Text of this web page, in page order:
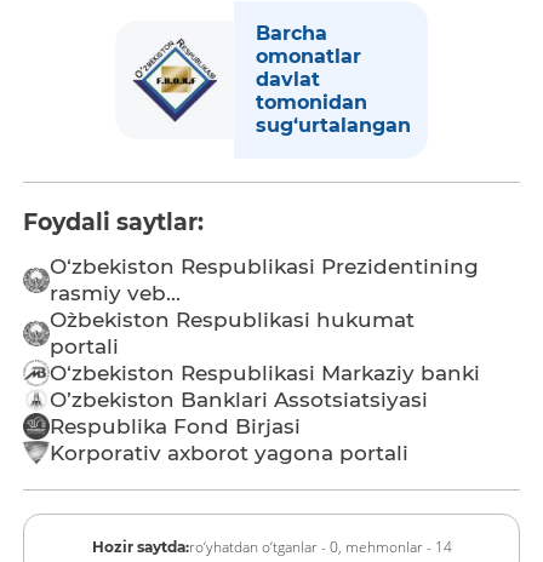
Barcha
omonatlar
davlat
tomonidan
sug‘urtalangan
Foydali saytlar:
O‘zbekiston Respublikasi Prezidentining
rasmiy veb...
O`zbekiston Respublikasi hukumat
portali
O‘zbekiston Respublikasi Markaziy banki
O’zbekiston Banklari Assotsiatsiyasi
Respublika Fond Birjasi
Korporativ axborot yagona portali
Hozir saytda:ro‘yhatdan o‘tganlar - 0, mehmonlar - 14